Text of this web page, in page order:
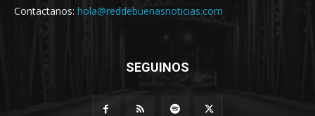
Contactanos: hola@reddebuenasnoticias.com
SEGUINOS